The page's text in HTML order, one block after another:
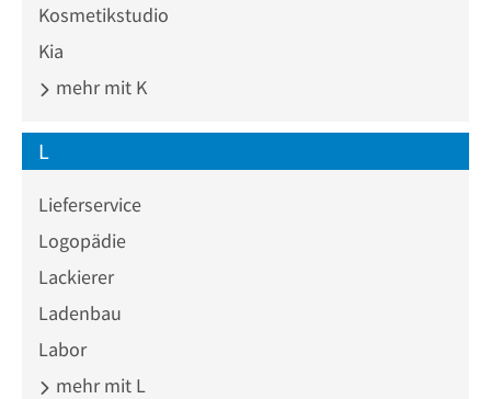
Kosmetikstudio
Kia
mehr mit K
L
Lieferservice
Logopädie
Lackierer
Ladenbau
Labor
mehr mit L